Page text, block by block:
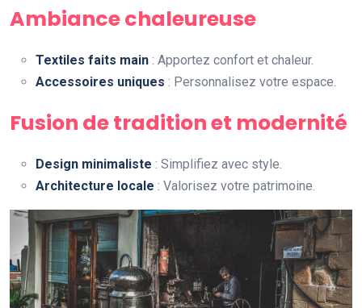
Ambiance chaleureuse
Textiles faits main : Apportez confort et chaleur.
Accessoires uniques : Personnalisez votre espace.
Fusion de tradition et modernité
Design minimaliste : Simplifiez avec style.
Architecture locale : Valorisez votre patrimoine.